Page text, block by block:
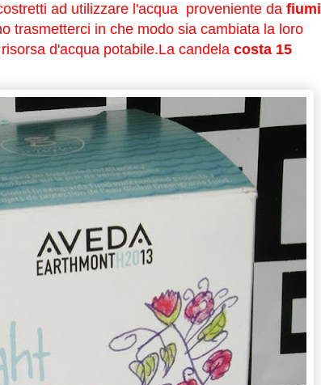
ad utilizzare l'acqua proveniente da fiumi
trasmetterci in che modo sia cambiata la loro
d'acqua potabile.La candelacosta 15